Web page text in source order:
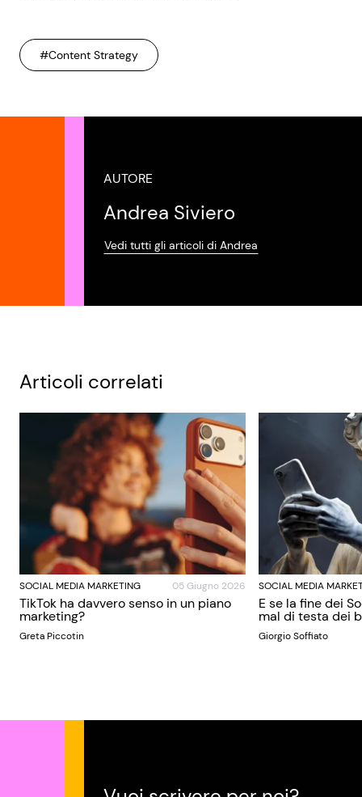
#Content Strategy
AUTORE
Andrea Siviero
Vedi tutti gli articoli di Andrea
Articoli correlati
SOCIAL MEDIA MARKETING 05 Giugno 2026
TikTok ha davvero senso in un piano
marketing?
Greta Piccotin
SOCIAL MEDIA
E se la fine dei
mal di testa dei
Giorgio Soffiato